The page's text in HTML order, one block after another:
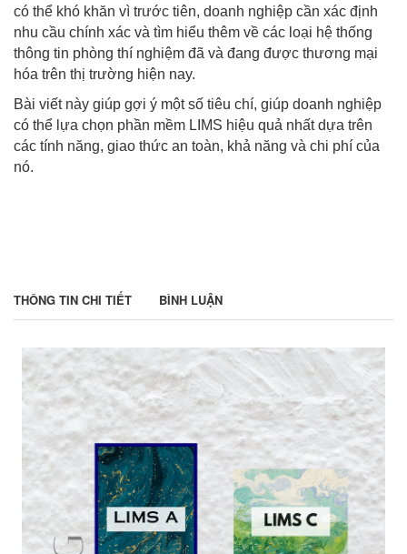
có thể khó khăn vì trước tiên, doanh nghiệp cần xác định
nhu cầu chính xác và tìm hiểu thêm về các loại hệ thống
thông tin phòng thí nghiệm đã và đang được thương mại
hóa trên thị trường hiện nay.
Bài viết này giúp gợi ý một số tiêu chí, giúp doanh nghiệp
có thể lựa chọn phần mềm LIMS hiệu quả nhất dựa trên
các tính năng, giao thức an toàn, khả năng và chi phí của
nó.
THÔNG TIN CHI TIẾT BÌNH LUẬN